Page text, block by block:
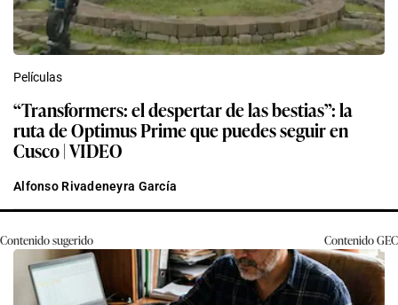
Películas
“Transformers: el despertar de las bestias”: la
ruta de Optimus Prime que puedes seguir en
Cusco | VIDEO
Alfonso Rivadeneyra García
Contenido sugerido ContenidoGEC